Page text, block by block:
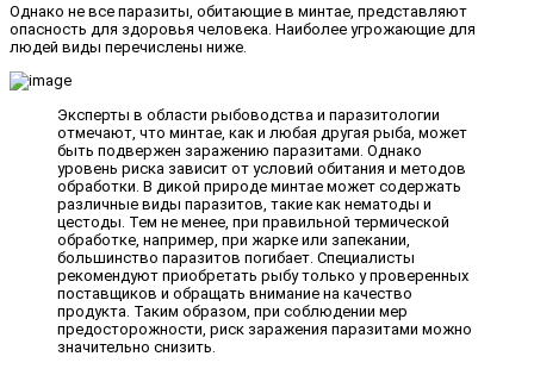
Однако не все паразиты, обитающие в минтае, представляют
опасность для здоровья человека. Наиболее угрожающие для
людей виды перечислены ниже.
Эксперты в области рыбоводства и паразитологии
отмечают, что минтае, как и любая другая рыба, может
быть подвержен заражению паразитами. Однако
уровень риска зависит от условий обитания и методов
обработки. В дикой природе минтае может содержать
различные виды паразитов, такие как нематоды и
цестоды. Тем не менее, при правильной термической
обработке, например, при жарке или запекании,
большинство паразитов погибает. Специалисты
рекомендуют приобретать рыбу только у проверенных
поставщиков и обращать внимание на качество
продукта. Таким образом, при соблюдении мер
предосторожности, риск заражения паразитами можно
значительно снизить.